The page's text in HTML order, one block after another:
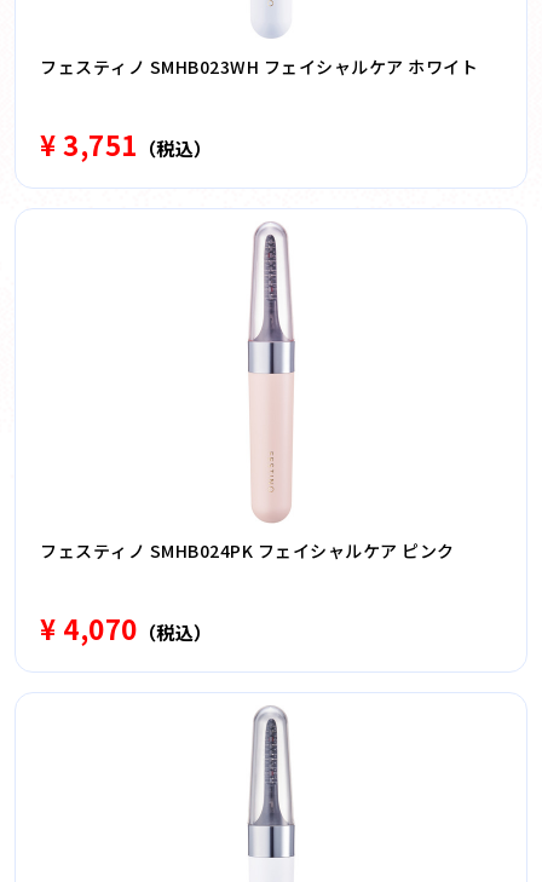
フェスティノ SMHB023WH フェイシャルケア ホワイト
¥ 3,751 （税込）
フェスティノ SMHB024PK フェイシャルケア ピンク
¥ 4,070 （税込）